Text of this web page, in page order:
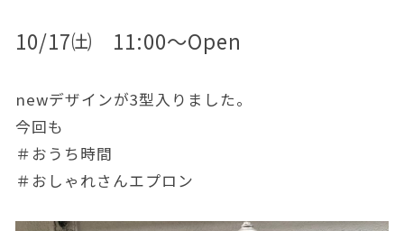
10/17㈯ 11:00～Open
newデザインが3型入りました。
今回も
＃おうち時間
＃おしゃれさんエプロン